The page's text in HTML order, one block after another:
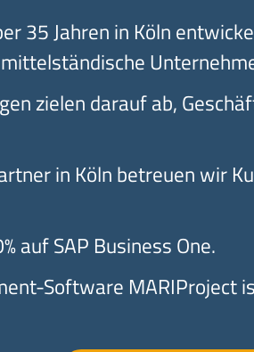
35 Jahren in Köln
zielen darauf ab,
in Köln betreuen wir
auf SAP Business One.
Software MARIProject